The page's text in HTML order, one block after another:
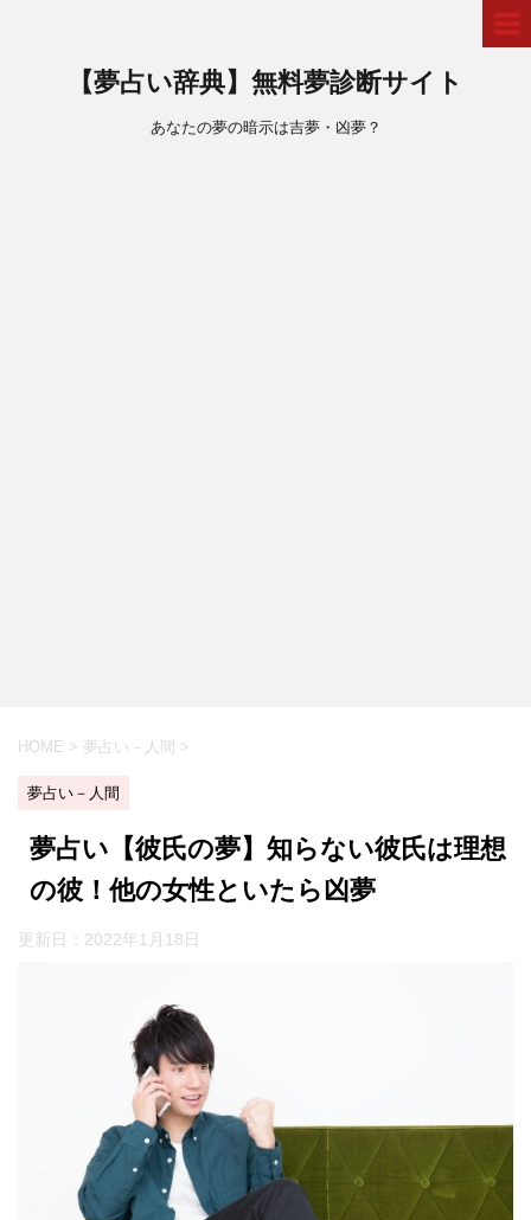
【夢占い辞典】無料夢診断サイト
あなたの夢の暗示は吉夢・凶夢？
HOME > 夢占い－人間 >
夢占い－人間
夢占い【彼氏の夢】知らない彼氏は理想
の彼！他の女性といたら凶夢
更新日： 2022年1月18日